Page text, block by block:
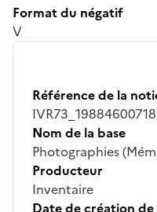
Format du négatif
V
Référence de la
Nom de la base
Photographies
Producteur
Inventaire
Date de création